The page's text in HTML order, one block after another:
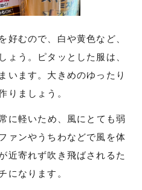
好むので、 白や黄色など、
ょう。ピタッとした服は、
います。大きめのゆったり
りましょう。
に軽いため、風にとても弱
ァンやうちわなどで風を体
近寄れず吹き飛ばされるた
になります。